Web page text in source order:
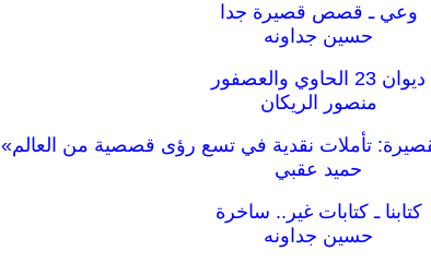
وعي ـ قصص قصيرة جدا
حسين جداونه
ديوان 23 الحاوي والعصفور
منصور الريكان
تأملات نقدية في تسع رؤى قصصية من العالم»
حميد عقبي
كتابنا ـ كتابات غير.. ساخرة
حسين جداونه